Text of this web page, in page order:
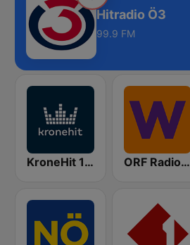
Hitradio Ö3
99.9 FM
KroneHit 105.8 ORF Radio Wien